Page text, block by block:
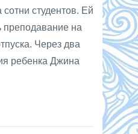
студентов. Ей
преподавание на
Через два
ребенка Джина